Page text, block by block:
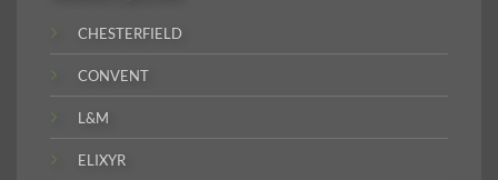
CHESTERFIELD
CONVENT
L&M
ELIXYR